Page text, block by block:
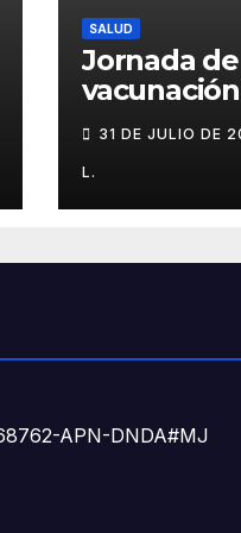
SALUD
Jornada de
bucal para
31 DE JULIO DE
L.
APN-DNDA#MJ